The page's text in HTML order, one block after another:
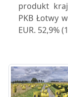
produkt
PKB Łotwy
EUR. 52,9%